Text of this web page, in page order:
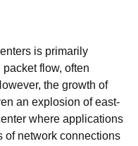
is primarily
flow, often
the growth of
an explosion of east-
where applications
of network connections